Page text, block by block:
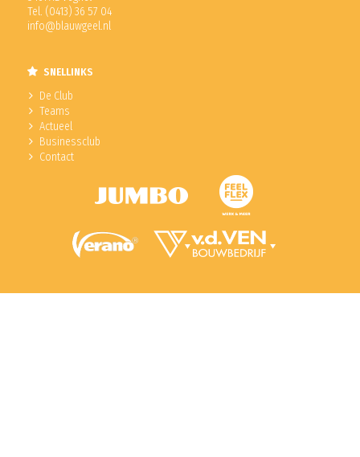
Tel. (0413) 36 57 04
info@blauwgeel.nl
SNELLINKS
De Club
Teams
Actueel
Businessclub
Contact